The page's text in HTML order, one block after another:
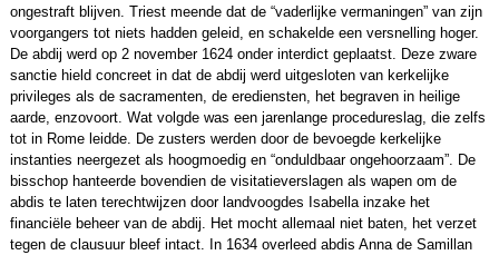
ongestraft blijven. Triest meende dat de “vaderlijke vermaningen” van zijn
voorgangers tot niets hadden geleid, en schakelde een versnelling hoger.
De abdij werd op 2 november 1624 onder interdict geplaatst. Deze zware
sanctie hield concreet in dat de abdij werd uitgesloten van kerkelijke
privileges als de sacramenten, de erediensten, het begraven in heilige
aarde, enzovoort. Wat volgde was een jarenlange procedureslag, die zelfs
tot in Rome leidde. De zusters werden door de bevoegde kerkelijke
instanties neergezet als hoogmoedig en “onduldbaar ongehoorzaam”. De
bisschop hanteerde bovendien de visitatieverslagen als wapen om de
abdis te laten terechtwijzen door landvoogdes Isabella inzake het
financiële beheer van de abdij. Het mocht allemaal niet baten, het verzet
tegen de clausuur bleef intact. In 1634 overleed abdis Anna de Samillan